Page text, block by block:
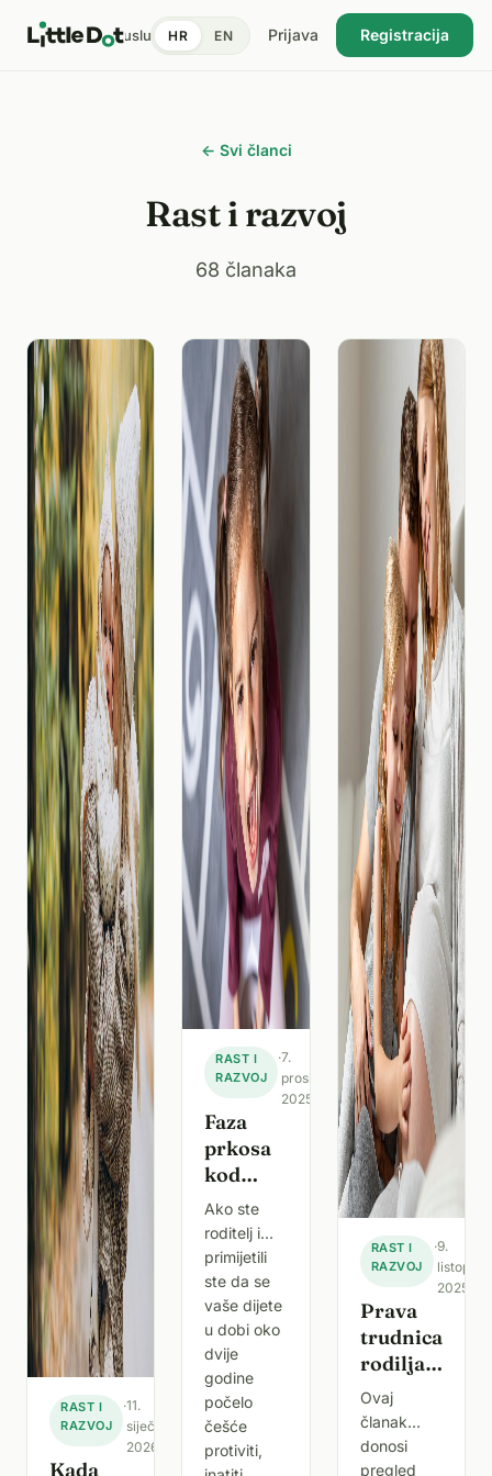
Doktori Pronađi uslugu USKORO CijeneDnevnik zdravljaBlog
HR EN Prijava Registracija
← Svi članci
Rast i razvoj
68 članaka
RAST I
RAZVOJ
·11.
siječnja
2026.
Kada
RAST I
RAZVOJ
·7.
prosinca
2025.
Faza
prkosa
kod
djece,
zašto se
javlja i
kako se
nositi s
njom
smireno
Ako ste
roditelj i
primijetili
ste da se
vaše dijete
u dobi oko
dvije
godine
počelo
češće
protiviti,
RAST I
RAZVOJ
·9.
listopada
2025.
Prava
trudnica,
rodilja,
roditelja
i djece u
2025. –
potpore,
Ovaj
članak
donosi
pregled